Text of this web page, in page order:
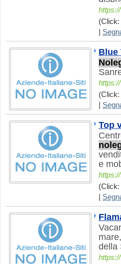
(Click:
Blue
(Click:
Top
e
(Click:
mare,
della